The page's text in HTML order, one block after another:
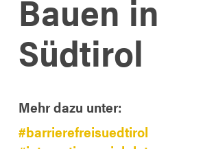
Bauen in
Südtirol
Mehr dazu unter:
#barrierefreisuedtirol